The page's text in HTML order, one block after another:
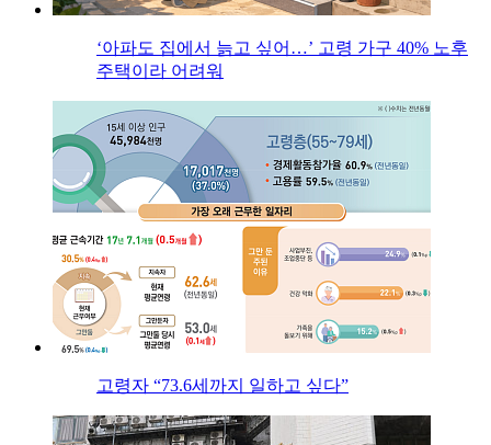
‘아파도 집에서 늙고 싶어…’ 고령 가구 40% 노후
주택이라 어려워
고령자 “73.6세까지 일하고 싶다”